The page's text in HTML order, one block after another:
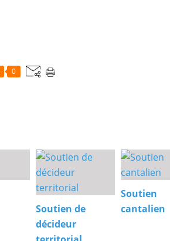
0
Soutien de
décideur
Soutien
cantalien